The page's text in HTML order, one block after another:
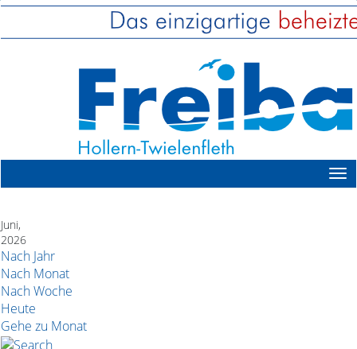
Juni,
2026
Nach Jahr
Nach Monat
Nach Woche
Heute
Gehe zu Monat